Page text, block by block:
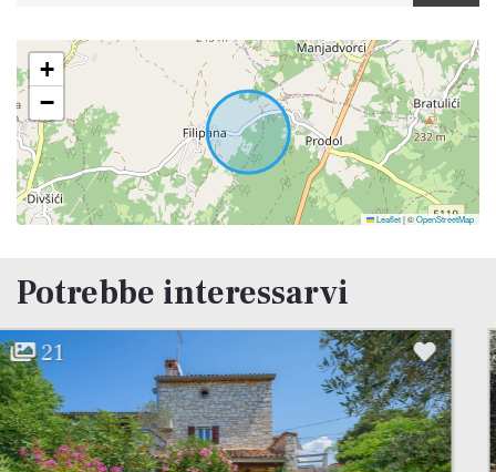
+
−
Leaflet|©OpenStreetMap
Potrebbe interessarvi
21